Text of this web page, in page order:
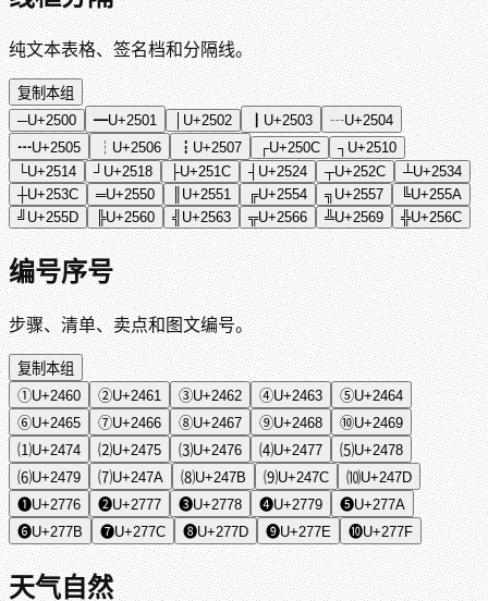
纯文本表格、签名档和分隔线。
复制本组
─U+2500 ━U+2501 U+2502 U+2503 ┄U+2504
┅U+2505 ┆ U+2506 ┇ U+2507 ┌U+250C ┐ U+2510
└U+2514 ┘ U+2518 ├U+251C ┤ U+2524 ┬U+252C ┴U+2534
┼U+253C ═U+2550 U+2551 ╔U+2554 ╗ U+2557 ╚U+255A
╝ U+255D ╠U+2560 ╣ U+2563 ╦U+2566 ╩U+2569 ╬U+256C
编号序号
步骤、清单、卖点和图文编号。
复制本组
①U+2460 ②U+2461 ③U+2462 ④U+2463 ⑤U+2464
⑥U+2465 ⑦U+2466 ⑧U+2467 ⑨U+2468 ⑩U+2469
⑴U+2474 ⑵U+2475 ⑶U+2476 ⑷U+2477 ⑸U+2478
⑹U+2479 ⑺U+247A ⑻U+247B ⑼U+247C ⑽U+247D
❶U+2776 ❷U+2777 ❸U+2778 ❹U+2779 ❺U+277A
❻U+277B ❼U+277C ❽U+277D ❾U+277E ❿U+277F
天气自然